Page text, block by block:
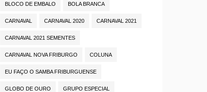
BLOCO DE EMBALO BOLA BRANCA
CARNAVAL CARNAVAL 2020 CARNAVAL 2021
CARNAVAL 2021 SEMENTES
CARNAVAL NOVA FRIBURGO COLUNA
EU FAÇO O SAMBA FRIBURGUENSE
GLOBO DE OURO GRUPO ESPECIAL